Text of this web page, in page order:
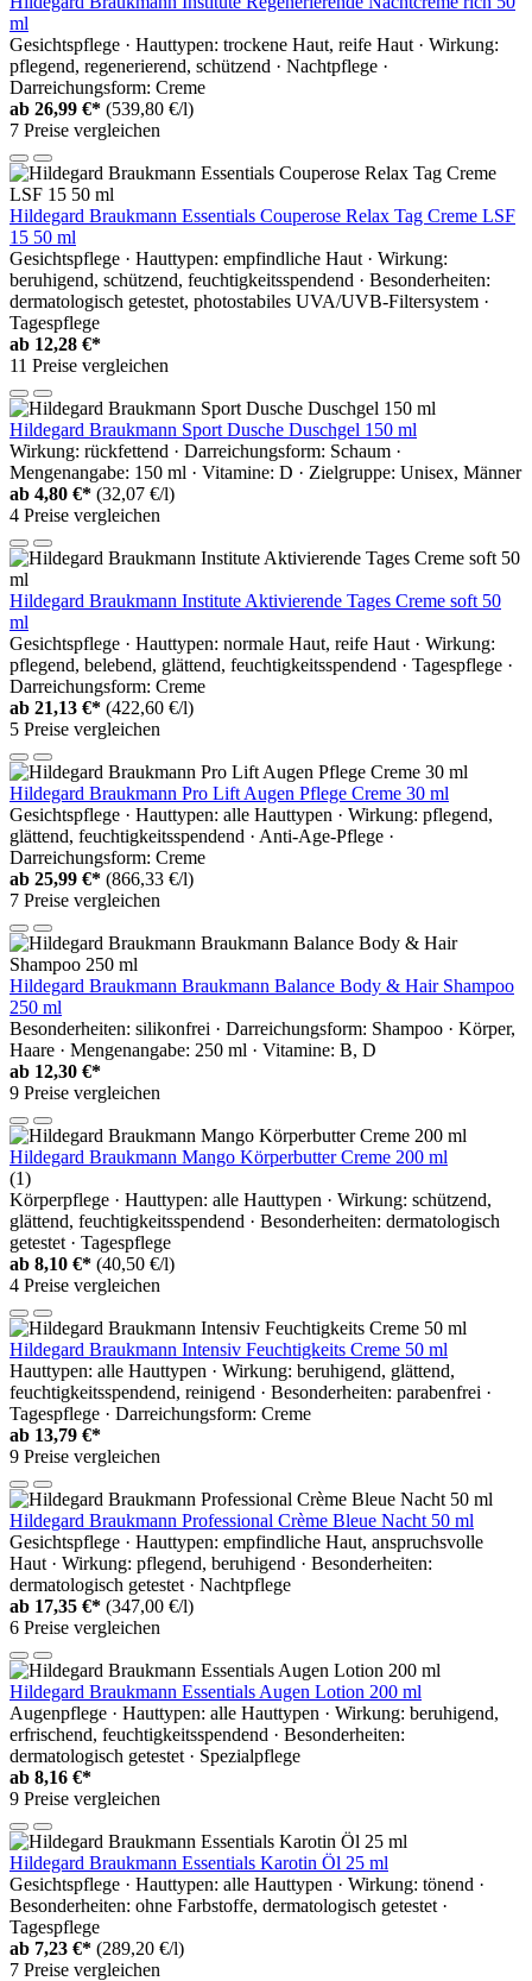
ml
Gesichtspflege · Hauttypen: trockene Haut, reife Haut · Wirkung:
pflegend, regenerierend, schützend · Nachtpflege ·
Darreichungsform: Creme
ab 26,99 €* (539,80 €/l)
7 Preise vergleichen
Hildegard Braukmann Essentials Couperose Relax Tag Creme LSF
15 50 ml
Gesichtspflege · Hauttypen: empfindliche Haut · Wirkung:
beruhigend, schützend, feuchtigkeitsspendend · Besonderheiten:
dermatologisch getestet, photostabiles UVA/UVB-Filtersystem ·
Tagespflege
ab 12,28 €*
11 Preise vergleichen
Hildegard Braukmann Sport Dusche Duschgel 150 ml
Wirkung: rückfettend · Darreichungsform: Schaum ·
Mengenangabe: 150 ml · Vitamine: D · Zielgruppe: Unisex, Männer
ab 4,80 €* (32,07 €/l)
4 Preise vergleichen
Hildegard Braukmann Institute Aktivierende Tages Creme soft 50
ml
Gesichtspflege · Hauttypen: normale Haut, reife Haut · Wirkung:
pflegend, belebend, glättend, feuchtigkeitsspendend · Tagespflege ·
Darreichungsform: Creme
ab 21,13 €* (422,60 €/l)
5 Preise vergleichen
Hildegard Braukmann Pro Lift Augen Pflege Creme 30 ml
Gesichtspflege · Hauttypen: alle Hauttypen · Wirkung: pflegend,
glättend, feuchtigkeitsspendend · Anti-Age-Pflege ·
Darreichungsform: Creme
ab 25,99 €* (866,33 €/l)
7 Preise vergleichen
Hildegard Braukmann Braukmann Balance Body & Hair Shampoo
250 ml
Besonderheiten: silikonfrei · Darreichungsform: Shampoo · Körper,
Haare · Mengenangabe: 250 ml · Vitamine: B, D
ab 12,30 €*
9 Preise vergleichen
Hildegard Braukmann Mango Körperbutter Creme 200 ml
(1)
Körperpflege · Hauttypen: alle Hauttypen · Wirkung: schützend,
glättend, feuchtigkeitsspendend · Besonderheiten: dermatologisch
getestet · Tagespflege
ab 8,10 €* (40,50 €/l)
4 Preise vergleichen
Hildegard Braukmann Intensiv Feuchtigkeits Creme 50 ml
Hauttypen: alle Hauttypen · Wirkung: beruhigend, glättend,
feuchtigkeitsspendend, reinigend · Besonderheiten: parabenfrei ·
Tagespflege · Darreichungsform: Creme
ab 13,79 €*
9 Preise vergleichen
Hildegard Braukmann Professional Crème Bleue Nacht 50 ml
Gesichtspflege · Hauttypen: empfindliche Haut, anspruchsvolle
Haut · Wirkung: pflegend, beruhigend · Besonderheiten:
dermatologisch getestet · Nachtpflege
ab 17,35 €* (347,00 €/l)
6 Preise vergleichen
Hildegard Braukmann Essentials Augen Lotion 200 ml
Augenpflege · Hauttypen: alle Hauttypen · Wirkung: beruhigend,
erfrischend, feuchtigkeitsspendend · Besonderheiten:
dermatologisch getestet · Spezialpflege
ab 8,16 €*
9 Preise vergleichen
Hildegard Braukmann Essentials Karotin Öl 25 ml
Gesichtspflege · Hauttypen: alle Hauttypen · Wirkung: tönend ·
Besonderheiten: ohne Farbstoffe, dermatologisch getestet ·
Tagespflege
ab 7,23 €* (289,20 €/l)
7 Preise vergleichen